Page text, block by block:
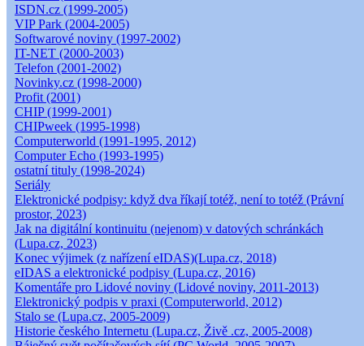
ISDN.cz (1999-2005)
VIP Park (2004-2005)
Softwarové noviny (1997-2002)
IT-NET (2000-2003)
Telefon (2001-2002)
Novinky.cz (1998-2000)
Profit (2001)
CHIP (1999-2001)
CHIPweek (1995-1998)
Computerworld (1991-1995, 2012)
Computer Echo (1993-1995)
ostatní tituly (1998-2024)
Seriály
Elektronické podpisy: když dva říkají totéž, není to totéž (Právní
prostor, 2023)
Jak na digitální kontinuitu (nejenom) v datových schránkách
(Lupa.cz, 2023)
Konec výjimek (z nařízení eIDAS)(Lupa.cz, 2018)
eIDAS a elektronické podpisy (Lupa.cz, 2016)
Komentáře pro Lidové noviny (Lidové noviny, 2011-2013)
Elektronický podpis v praxi (Computerworld, 2012)
Stalo se (Lupa.cz, 2005-2009)
Historie českého Internetu (Lupa.cz, Živě .cz, 2005-2008)